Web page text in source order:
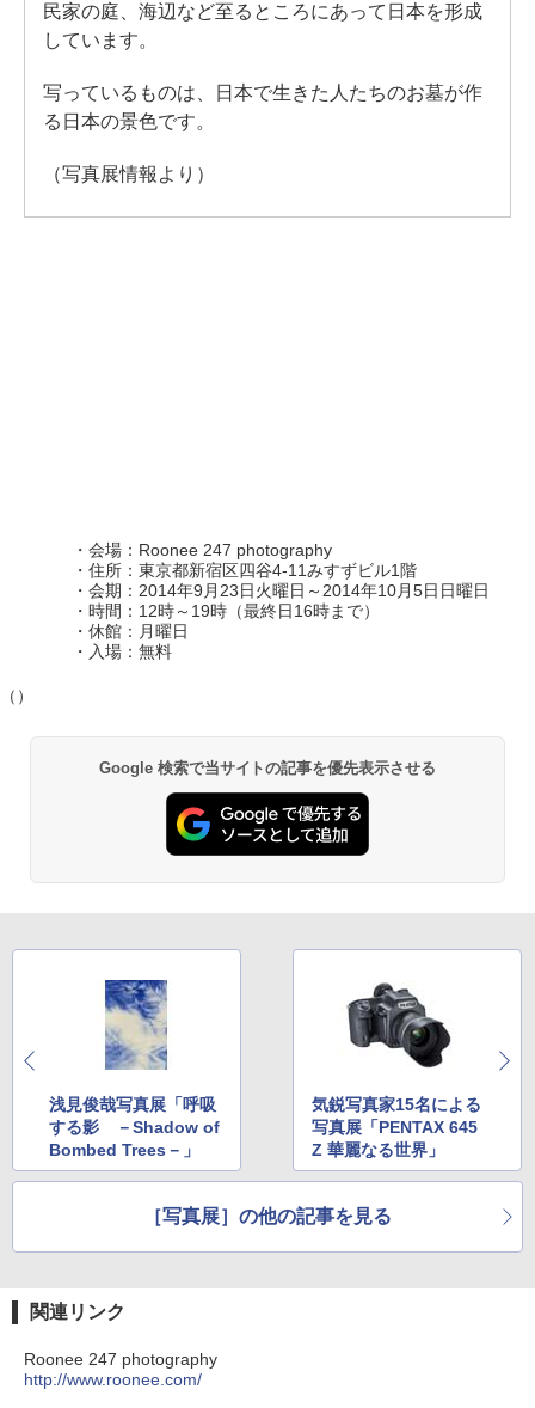
民家の庭、海辺など至るところにあって日本を形成
しています。
写っているものは、日本で生きた人たちのお墓が作
る日本の景色です。
（写真展情報より）
・会場：Roonee 247 photography
・住所：東京都新宿区四谷4-11みすずビル1階
・会期：2014年9月23日火曜日～2014年10月5日日曜日
・時間：12時～19時（最終日16時まで）
・休館：月曜日
・入場：無料
（）
Google 検索で当サイトの記事を優先表示させる
浅見俊哉写真展「呼吸
する影 －Shadow of
Bombed Trees－」
気鋭写真家15名による
写真展「PENTAX 645
Z 華麗なる世界」
［写真展］の他の記事を見る
関連リンク
Roonee 247 photography
http://www.roonee.com/